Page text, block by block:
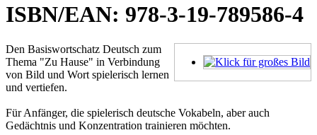
ISBN/EAN: 978-3-19-789586-4
Den Basiswortschatz Deutsch zum
Thema "Zu Hause" in Verbindung
von Bild und Wort spielerisch lernen
und vertiefen.
Für Anfänger, die spielerisch deutsche Vokabeln, aber auch
Gedächtnis und Konzentration trainieren möchten.